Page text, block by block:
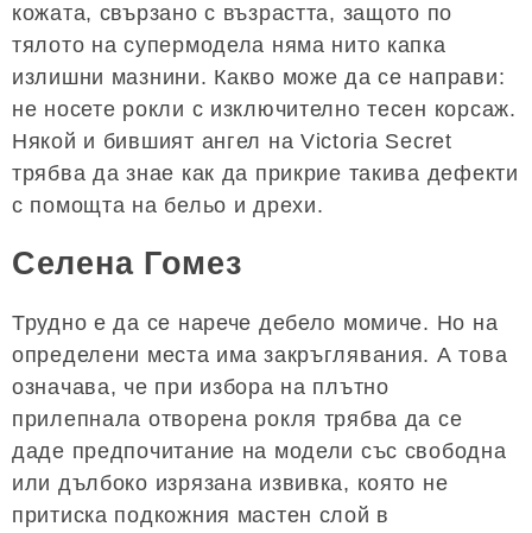
кожата, свързано с възрастта, защото по
тялото на супермодела няма нито капка
излишни мазнини. Какво може да се направи:
не носете рокли с изключително тесен корсаж.
Някой и бившият ангел на Victoria Secret
трябва да знае как да прикрие такива дефекти
с помощта на бельо и дрехи.
Селена Гомез
Трудно е да се нарече дебело момиче. Но на
определени места има закръглявания. А това
означава, че при избора на плътно
прилепнала отворена рокля трябва да се
даде предпочитание на модели със свободна
или дълбоко изрязана извивка, която не
притиска подкожния мастен слой в